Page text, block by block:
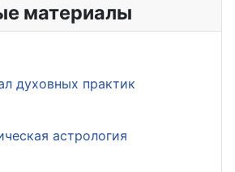
материалы
духовных практик
астрология